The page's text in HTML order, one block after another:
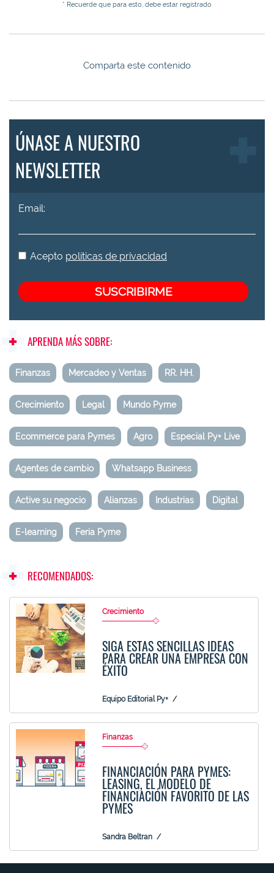
* Recuerde que para esto, debe estar registrado
Comparta este contenido
ÚNASE A NUESTRO
NEWSLETTER
Email:
Acepto políticas de privacidad
APRENDA MÁS SOBRE:
Finanzas Mercadeo y Ventas RR. HH.
Crecimiento Legal Mundo Pyme
Ecommerce para Pymes Agro Especial Py+ Live
Agentes de cambio Whatsapp Business
Active su negocio Alianzas Industrias Digital
E-learning Feria Pyme
RECOMENDADOS:
Crecimiento
SIGA ESTAS SENCILLAS IDEAS
PARA CREAR UNA EMPRESA CON
ÉXITO
Equipo Editorial Py+
Finanzas
FINANCIACIÓN PARA PYMES:
LEASING, EL MODELO DE
FINANCIACIÓN FAVORITO DE LAS
PYMES
Sandra Beltran